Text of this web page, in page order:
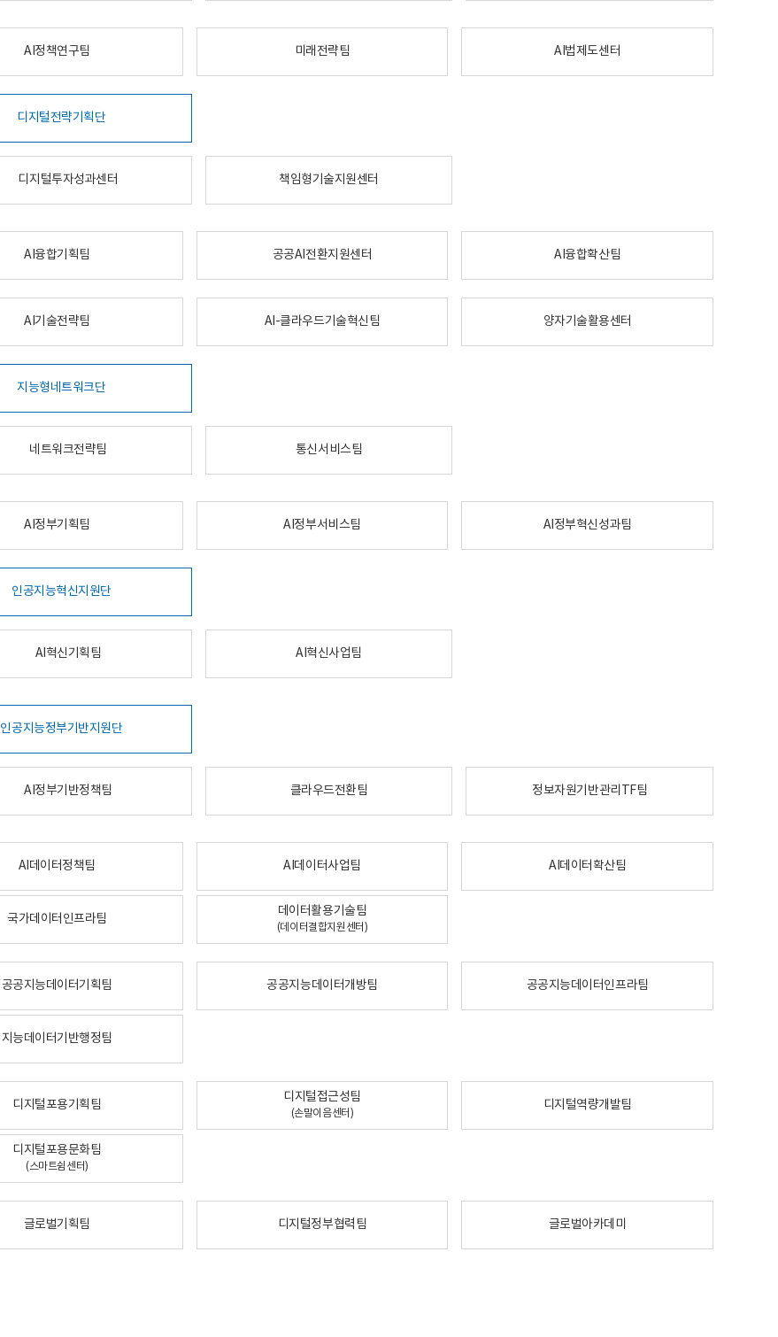
AI정책연구팀 미래전략팀 AI법제도센터
디지털전략기획단
디지털투자성과센터 책임형기술지원센터
AI융합기획팀 공공AI전환지원센터 AI융합확산팀
AI기술전략팀 AI-클라우드기술혁신팀 양자기술활용센터
지능형네트워크단
네트워크전략팀 통신서비스팀
AI정부기획팀 AI정부서비스팀 AI정부혁신성과팀
인공지능혁신지원단
AI혁신기획팀 AI혁신사업팀
인공지능정부기반지원단
AI정부기반정책팀 클라우드전환팀 정보자원기반관리TF팀
AI데이터정책팀 AI데이터사업팀 AI데이터확산팀
국가데이터인프라팀
데이터활용기술팀
(데이터결합지원센터)
공공지능데이터기획팀 공공지능데이터개방팀 공공지능데이터인프라팀
지능데이터기반행정팀
디지털포용기획팀
디지털접근성팀
(손말이음센터)
디지털역량개발팀
디지털포용문화팀
(스마트쉼센터)
글로벌기획팀 디지털정부협력팀 글로벌아카데미